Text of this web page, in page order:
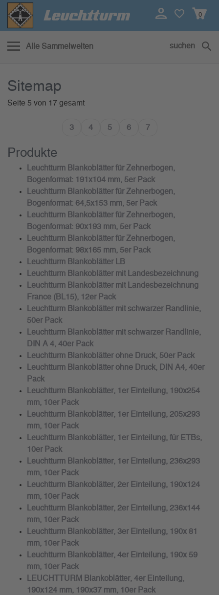
0
Alle Sammelwelten suchen
Sitemap
Seite 5 von 17 gesamt
3 4 5 6 7
Produkte
Leuchtturm Blankoblätter für Zehnerbogen,
Bogenformat: 191x104 mm, 5er Pack
Leuchtturm Blankoblätter für Zehnerbogen,
Bogenformat: 64,5x153 mm, 5er Pack
Leuchtturm Blankoblätter für Zehnerbogen,
Bogenformat: 90x193 mm, 5er Pack
Leuchtturm Blankoblätter für Zehnerbogen,
Bogenformat: 98x165 mm, 5er Pack
Leuchtturm Blankoblätter LB
Leuchtturm Blankoblätter mit Landesbezeichnung
Leuchtturm Blankoblätter mit Landesbezeichnung
France (BL15), 12er Pack
Leuchtturm Blankoblätter mit schwarzer Randlinie,
50er Pack
Leuchtturm Blankoblätter mit schwarzer Randlinie,
DIN A 4, 40er Pack
Leuchtturm Blankoblätter ohne Druck, 50er Pack
Leuchtturm Blankoblätter ohne Druck, DIN A4, 40er
Pack
Leuchtturm Blankoblätter, 1er Einteilung, 190x254
mm, 10er Pack
Leuchtturm Blankoblätter, 1er Einteilung, 205x293
mm, 10er Pack
Leuchtturm Blankoblätter, 1er Einteilung, für ETBs,
10er Pack
Leuchtturm Blankoblätter, 1er Einteilung, 236x293
mm, 10er Pack
Leuchtturm Blankoblätter, 2er Einteilung, 190x124
mm, 10er Pack
Leuchtturm Blankoblätter, 2er Einteilung, 236x144
mm, 10er Pack
Leuchtturm Blankoblätter, 3er Einteilung, 190x 81
mm, 10er Pack
Leuchtturm Blankoblätter, 4er Einteilung, 190x 59
mm, 10er Pack
LEUCHTTURM Blankoblätter, 4er Einteilung,
190x124 mm, 190x37 mm, 10er Pack